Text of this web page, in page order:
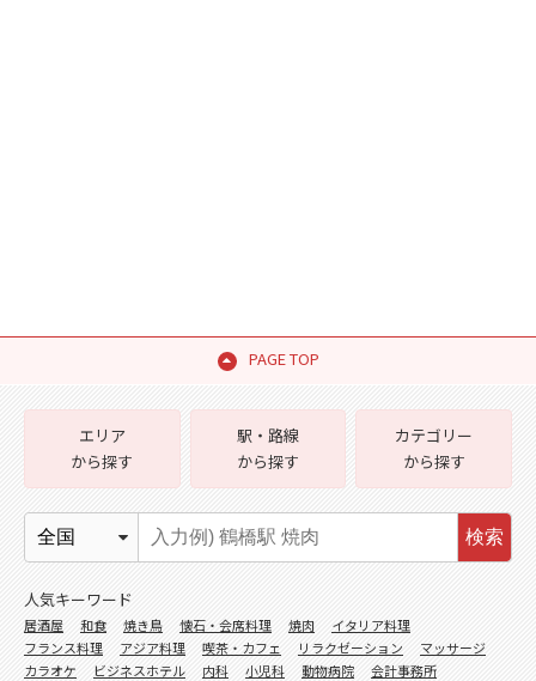
PAGE TOP
エリア
から探す
駅・路線
から探す
カテゴリー
から探す
検索
人気キーワード
居酒屋 和食 焼き鳥 懐石・会席料理 焼肉
イタリア料理
フランス料理
アジア料理 喫茶・カフェ リラクゼーション
マッサージ
カラオケ
ビジネスホテル 内科 小児科 動物病院
会計事務所